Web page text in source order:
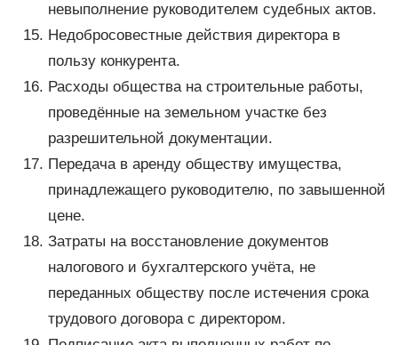
невыполнение руководителем судебных актов.
Недобросовестные действия директора в
пользу конкурента.
Расходы общества на строительные работы,
проведённые на земельном участке без
разрешительной документации.
Передача в аренду обществу имущества,
принадлежащего руководителю, по завышенной
цене.
Затраты на восстановление документов
налогового и бухгалтерского учёта, не
переданных обществу после истечения срока
трудового договора с директором.